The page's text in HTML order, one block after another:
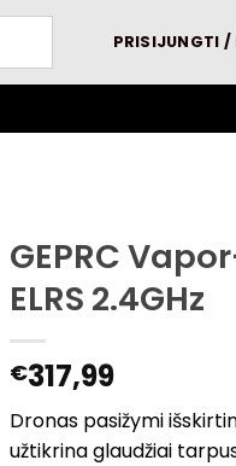
PRISIJUNGTI /
GEPRC
ELRS 2.4GHz
€317,99
Dronas pasižymi
užtikrina glaudžiai